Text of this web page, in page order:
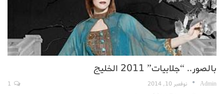
بالصور.. “جلابيات” 2011 الخليج
Admin نوفمبر 10, 2014